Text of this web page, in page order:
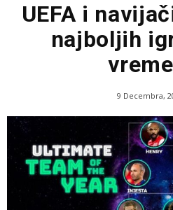
UEFA i
najboljih
9 Decembra,